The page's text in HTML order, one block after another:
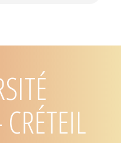
DENIS